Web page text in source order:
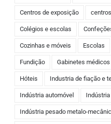
Centros de exposição
Colégios e escolas
Cozinhas e móveis Escolas
Fundição Gabinetes médicos
Hóteis Industria de fiação e
Indústria automóvel
Indústria pesado metalo-